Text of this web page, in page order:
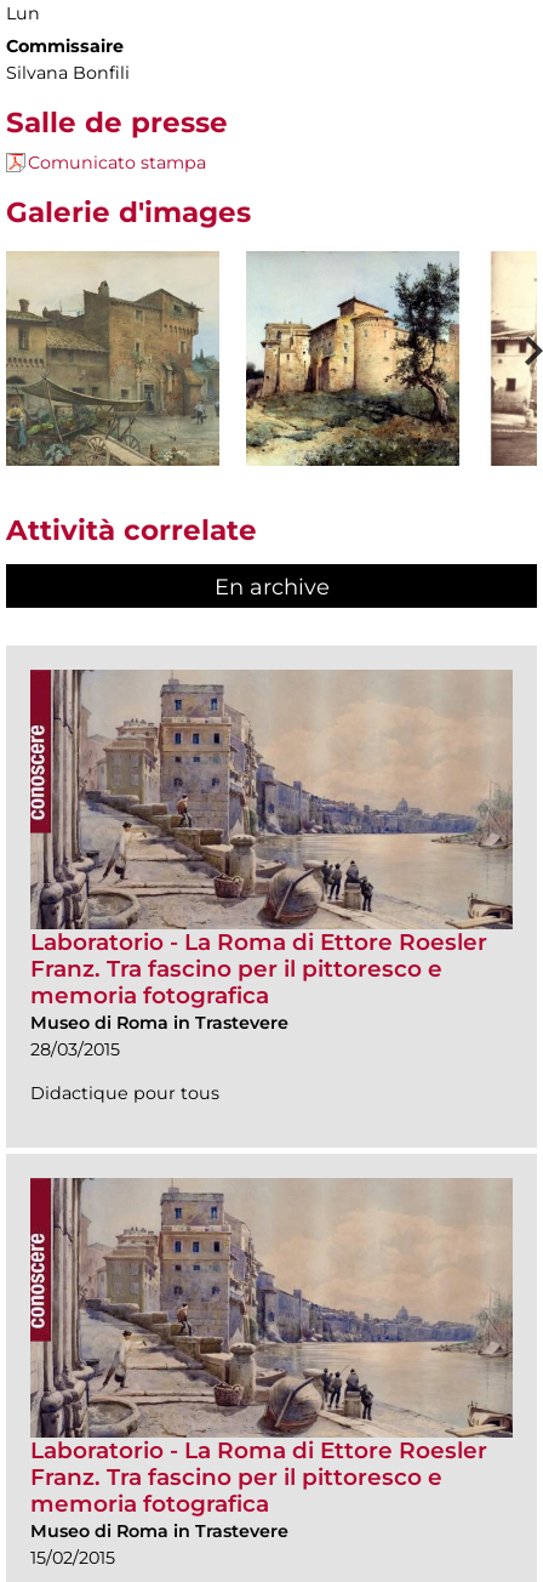
Lun
Commissaire
Silvana Bonfili
Salle de presse
Comunicato stampa
Galerie d'images
Attività correlate
En archive
Laboratorio - La Roma di Ettore Roesler
Franz. Tra fascino per il pittoresco e
memoria fotografica
Museo di Roma in Trastevere
28/03/2015
Didactique pour tous
Laboratorio - La Roma di Ettore Roesler
Franz. Tra fascino per il pittoresco e
memoria fotografica
Museo di Roma in Trastevere
15/02/2015